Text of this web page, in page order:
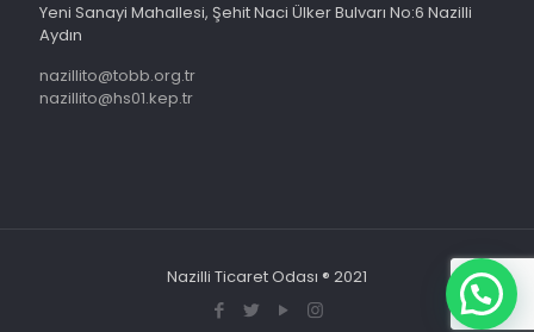
Yeni Sanayi Mahallesi, Şehit Naci Ülker Bulvarı No:6 Nazilli
Aydın
nazillito@tobb.org.tr
nazillito@hs01.kep.tr
Nazilli Ticaret Odası ® 2021